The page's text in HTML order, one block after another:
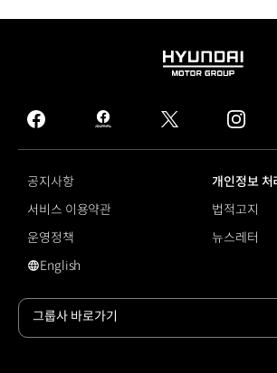
HYUNDAI
GROUP
facebook
hmg
journal
twitter
공지사항
개인정보 처
서비스 이용약관
법적고지
운영정책
뉴스레터
영문 사이트로 이동
English
그룹사 바로가기